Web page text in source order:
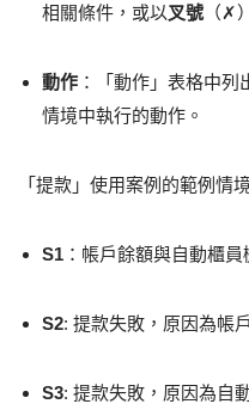
相關條件，或以叉號 （✗
動作 ：「動作」表格中列
情境中執行的動作。
「提款」使用案例的範例情
S1 ：帳戶餘額與自動櫃
S2: 提款失敗，原因為帳
S3: 提款失敗，原因為自